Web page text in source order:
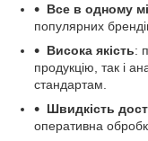
Все в одному
популярних
Висока якість:
продукцію, так і
стандартам.
Швидкість
оперативна